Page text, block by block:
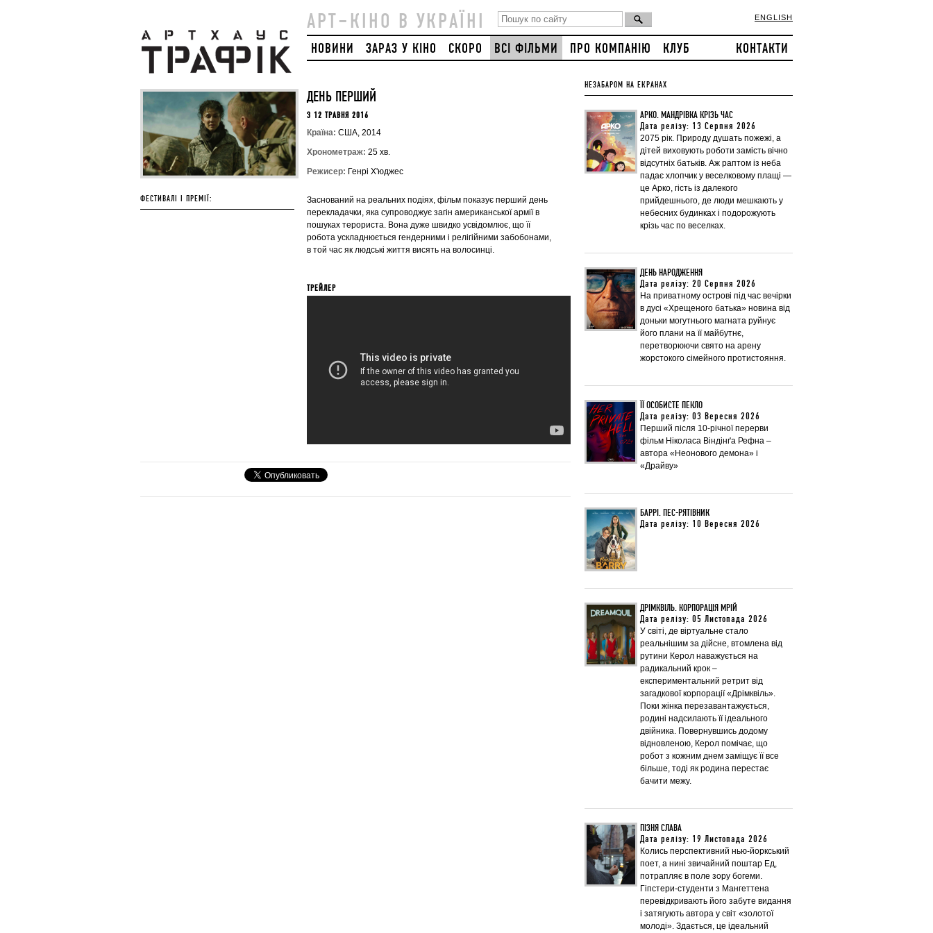
АРТ–КІНО В УКРАЇНІ ENGLISH
НОВИНИ ЗАРАЗ У КІНО СКОРО ВСІ ФІЛЬМИ ПРО КОМПАНІЮ КЛУБ КОНТАКТИ
ФЕСТИВАЛІ І ПРЕМІЇ:
ДЕНЬ ПЕРШИЙ
З 12 ТРАВНЯ 2016
Країна: США, 2014
Хронометраж: 25 хв.
Режисер: Генрі Х'юджес
Заснований на реальних подіях, фільм показує перший день
перекладачки, яка супроводжує загін американської армії в
пошуках терориста. Вона дуже швидко усвідомлює, що її
робота ускладнюється гендерними і релігійними забобонами,
в той час як людські життя висять на волосинці.
ТРЕЙЛЕР
НЕЗАБАРОМ НА ЕКРАНАХ
АРКО. МАНДРІВКА КРІЗЬ ЧАС
Дата релізу: 13 Серпня 2026
2075 рік. Природу душать пожежі, а
дітей виховують роботи замість вічно
відсутніх батьків. Аж раптом із неба
падає хлопчик у веселковому плащі —
це Арко, гість із далекого
прийдешнього, де люди мешкають у
небесних будинках і подорожують
крізь час по веселках.
ДЕНЬ НАРОДЖЕННЯ
Дата релізу: 20 Серпня 2026
На приватному острові під час вечірки
в дусі «Хрещеного батька» новина від
доньки могутнього магната руйнує
його плани на її майбутнє,
перетворюючи свято на арену
жорстокого сімейного протистояння.
ЇЇ ОСОБИСТЕ ПЕКЛО
Дата релізу: 03 Вересня 2026
Перший після 10-річної перерви
фільм Ніколаса Віндінґа Рефна –
автора «Неонового демона» і
«Драйву»
БАРРІ. ПЕС-РЯТІВНИК
Дата релізу: 10 Вересня 2026
ДРІМКВІЛЬ. КОРПОРАЦІЯ МРІЙ
Дата релізу: 05 Листопада 2026
У світі, де віртуальне стало
реальнішим за дійсне, втомлена від
рутини Керол наважується на
радикальний крок –
експериментальний ретрит від
загадкової корпорації «Дрімквіль».
Поки жінка перезавантажується,
родині надсилають її ідеального
двійника. Повернувшись додому
відновленою, Керол помічає, що
робот з кожним днем заміщує її все
більше, тоді як родина перестає
бачити межу.
ПІЗНЯ СЛАВА
Дата релізу: 19 Листопада 2026
Колись перспективний нью-йоркський
поет, а нині звичайний поштар Ед,
потрапляє в поле зору богеми.
Гіпстери-студенти з Мангеттена
перевідкривають його забуте видання
і затягують автора у світ «золотої
молоді». Здається, це ідеальний